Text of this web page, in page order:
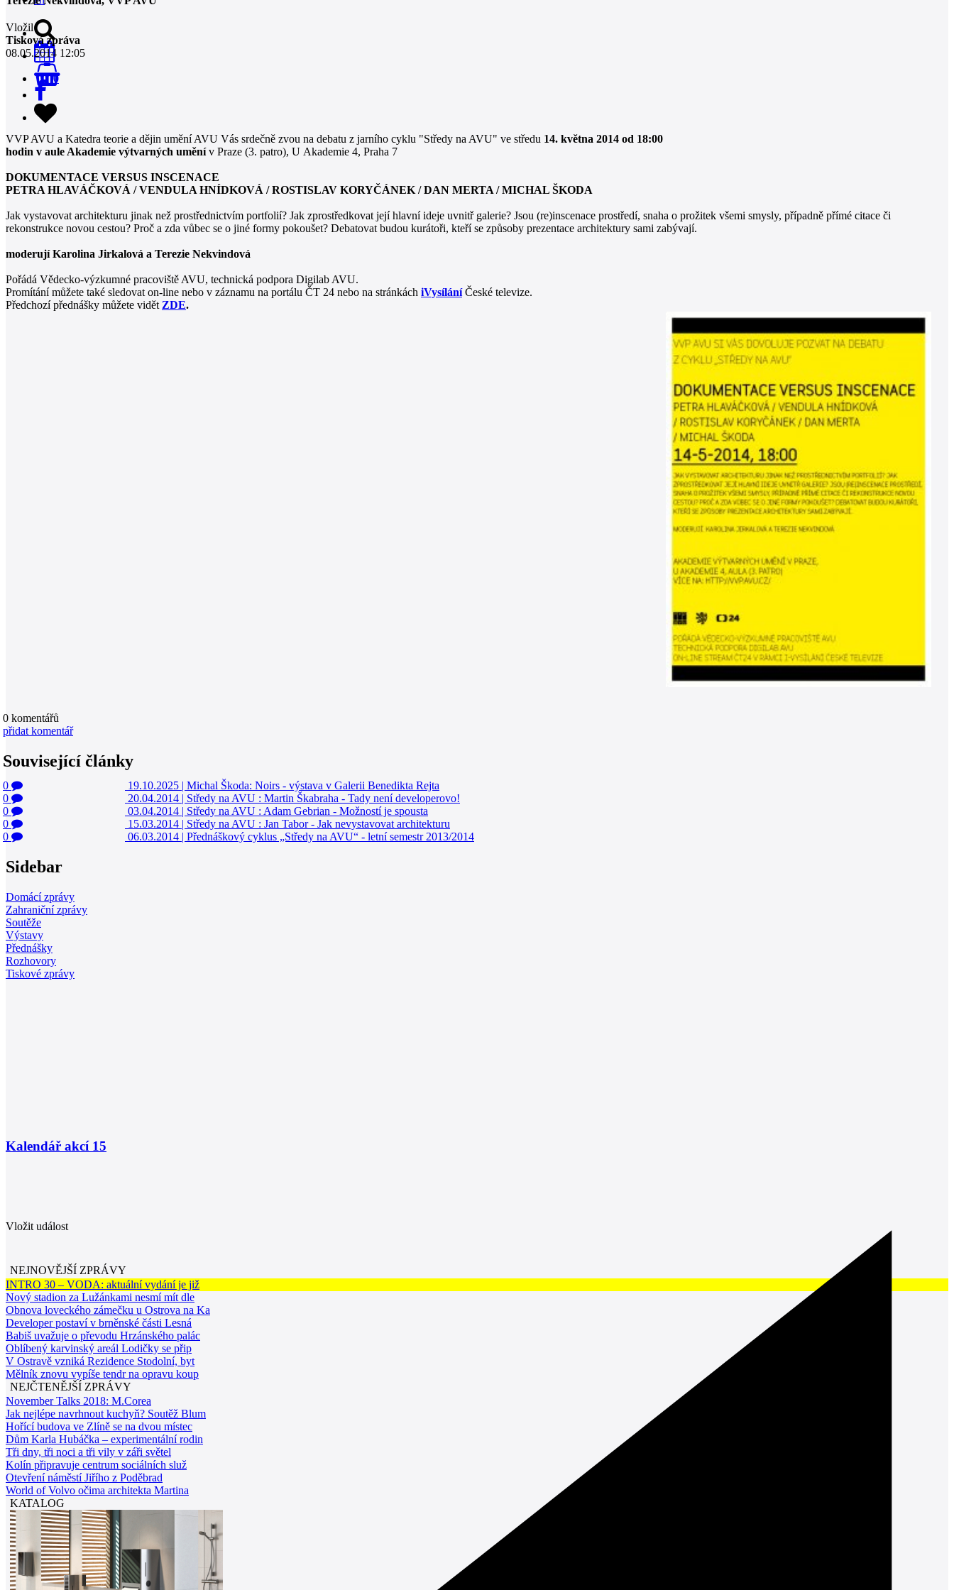
0
Vložil
Tisková zpráva
08.05.2014 12:05
VVP AVU a Katedra teorie a dějin umění AVU Vás srdečně zvou na debatu z jarního cyklu "Středy na AVU" ve středu 14. května 2014 od 18:00
hodin v aule Akademie výtvarných uměnív Praze (3. patro), U Akademie 4, Praha 7
DOKUMENTACE VERSUS INSCENACE
PETRA HLAVÁČKOVÁ / VENDULA HNÍDKOVÁ / ROSTISLAV KORYČÁNEK / DAN MERTA / MICHAL ŠKODA
Jak vystavovat architekturu jinak než prostřednictvím portfolií? Jak zprostředkovat její hlavní ideje uvnitř galerie? Jsou (re)inscenace prostředí, snaha o prožitek všemi smysly, případně přímé citace či
rekonstrukce novou cestou? Proč a zda vůbec se o jiné formy pokoušet? Debatovat budou kurátoři, kteří se způsoby prezentace architektury sami zabývají.
moderují Karolina Jirkalová a Terezie Nekvindová
Pořádá Vědecko-výzkumné pracoviště AVU, technická podpora Digilab AVU.
Promítání můžete také sledovat on-line nebo v záznamu na portálu ČT 24 nebo na stránkách iVysíláníČeské televize.
Předchozí přednášky můžete vidět ZDE.
0 komentářů
přidat komentář
Související články
0 19.10.2025
Michal Škoda: Noirs - výstava v Galerii Benedikta Rejta
0
20.04.2014
Středy na AVU : Martin Škabraha - Tady není developerovo!
0
03.04.2014
Středy na AVU : Adam Gebrian - Možností je spousta
0
15.03.2014
Středy na AVU : Jan Tabor - Jak nevystavovat architekturu
0
06.03.2014 Přednáškový cyklus „Středy na AVU“ - letní semestr 2013/2014
Sidebar
Domácí zprávy
Zahraniční zprávy
Soutěže
Výstavy
Přednášky
Rozhovory
Tiskové zprávy
Kalendář akcí 15
Vložit událost
NEJNOVĚJŠÍ ZPRÁVY
INTRO 30 – VODA: aktuální vydání je již
Nový stadion za Lužánkami nesmí mít dle
Obnova loveckého zámečku u Ostrova na Ka
Developer postaví v brněnské části Lesná
Babiš uvažuje o převodu Hrzánského palác
Oblíbený karvinský areál Lodičky se přip
V Ostravě vzniká Rezidence Stodolní, byt
Mělník znovu vypíše tendr na opravu koup
NEJČTENĚJŠÍ ZPRÁVY
November Talks 2018: M.Corea
Jak nejlépe navrhnout kuchyň? Soutěž Blum
Hořící budova ve Zlíně se na dvou místec
Dům Karla Hubáčka – experimentální rodin
Tři dny, tři noci a tři vily v záři světel
Kolín připravuje centrum sociálních služ
Otevření náměstí Jiřího z Poděbrad
World of Volvo očima architekta Martina
KATALOG